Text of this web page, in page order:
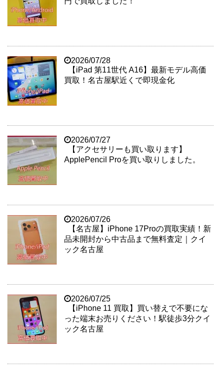
2026/07/28
【iPad 第11世代 A16】最新モデル高価
買取！名古屋駅近くで即現金化
2026/07/27
【アクセサリーも買い取ります】
ApplePencil Proを買い取りしました。
2026/07/26
【名古屋】iPhone 17Proの買取実績！新
品未開封から中古品まで無料査定｜クイ
ック名古屋
2026/07/25
【iPhone 11 買取】買い替えで不要にな
った端末お売りください！駅徒歩3分クイ
ック名古屋